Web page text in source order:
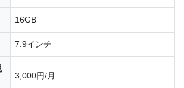
16GB
7.9インチ
3,000円/月